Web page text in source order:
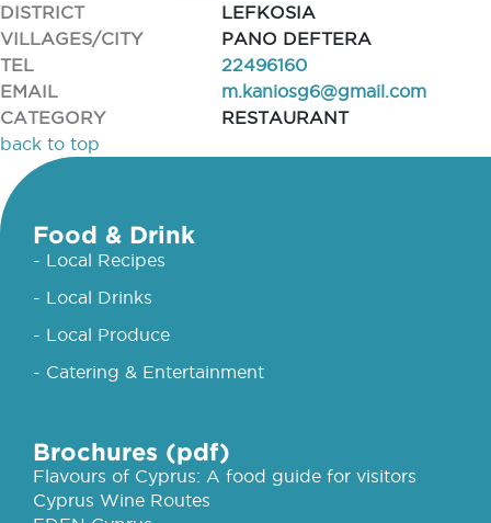
DISTRICT
LEFKOSIA
VILLAGES/CITY
PANO DEFTERA
TEL
22496160
EMAIL
m.kaniosg6@gmail.com
CATEGORY
RESTAURANT
back to top
Food & Drink
- Local Recipes
- Local Drinks
- Local Produce
- Catering & Entertainment
Brochures (pdf)
Flavours of Cyprus: A food guide for visitors
Cyprus Wine Routes